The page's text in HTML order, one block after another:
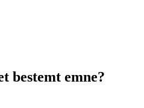
bestemt emne?